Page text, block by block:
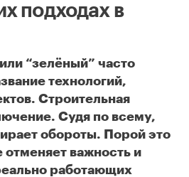
подходах в
“зелёный” часто
технологий,
Строительная
Судя по всему,
обороты. Порой это
отменяет важность и
работающих